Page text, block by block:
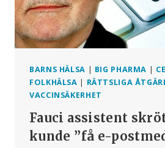
BARNS HÄLSA | BIG PHARMA |
FOLKHÄLSA | RÄTTSLIGA
VACCINSÄKERHET
Fauci assistent
kunde ”få e-